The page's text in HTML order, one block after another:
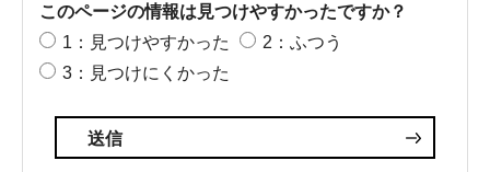
このページの情報は見つけやすかったですか？
1：見つけやすかった
2：ふつう
3：見つけにくかった